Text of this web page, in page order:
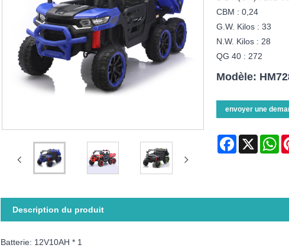
CBM : 0,24
G.W. Kilos : 33
N.W. Kilos : 28
QG 40 : 272
Modèle:
envoyer une
Facebook
X
Description du produit
Batterie: 12V10AH * 1